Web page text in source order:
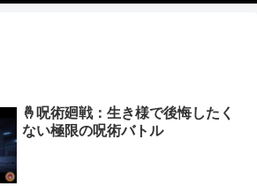
🤞呪術廻戦：生き様で後悔したく
ない極限の呪術バトル